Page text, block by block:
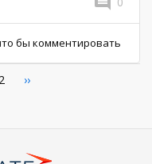
бы комментировать
Следующая
››